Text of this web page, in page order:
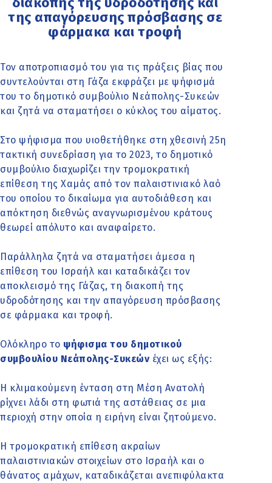
της απαγόρευσης πρόσβασης σε
φάρμακα και τροφή
Τον αποτροπιασμό του για τις πράξεις βίας που
συντελούνται στη Γάζα εκφράζει με ψήφισμά
του το δημοτικό συμβούλιο Νεάπολης-Συκεών
και ζητά να σταματήσει ο κύκλος του αίματος.
Στο ψήφισμα που υιοθετήθηκε στη χθεσινή 25η
τακτική συνεδρίαση για το 2023, το δημοτικό
συμβούλιο διαχωρίζει την τρομοκρατική
επίθεση της Χαμάς από τον παλαιστινιακό λαό
του οποίου το δικαίωμα για αυτοδιάθεση και
απόκτηση διεθνώς αναγνωρισμένου κράτους
θεωρεί απόλυτο και αναφαίρετο.
Παράλληλα ζητά να σταματήσει άμεσα η
επίθεση του Ισραήλ και καταδικάζει τον
αποκλεισμό της Γάζας, τη διακοπή της
υδροδότησης και την απαγόρευση πρόσβασης
σε φάρμακα και τροφή.
Ολόκληρο το ψήφισμα του δημοτικού
συμβουλίου Νεάπολης-Συκεών έχει ως εξής:
Η κλιμακούμενη ένταση στη Μέση Ανατολή
ρίχνει λάδι στη φωτιά της αστάθειας σε μια
περιοχή στην οποία η ειρήνη είναι ζητούμενο.
Η τρομοκρατική επίθεση ακραίων
παλαιστινιακών στοιχείων στο Ισραήλ και ο
θάνατος αμάχων, καταδικάζεται ανεπιφύλακτα